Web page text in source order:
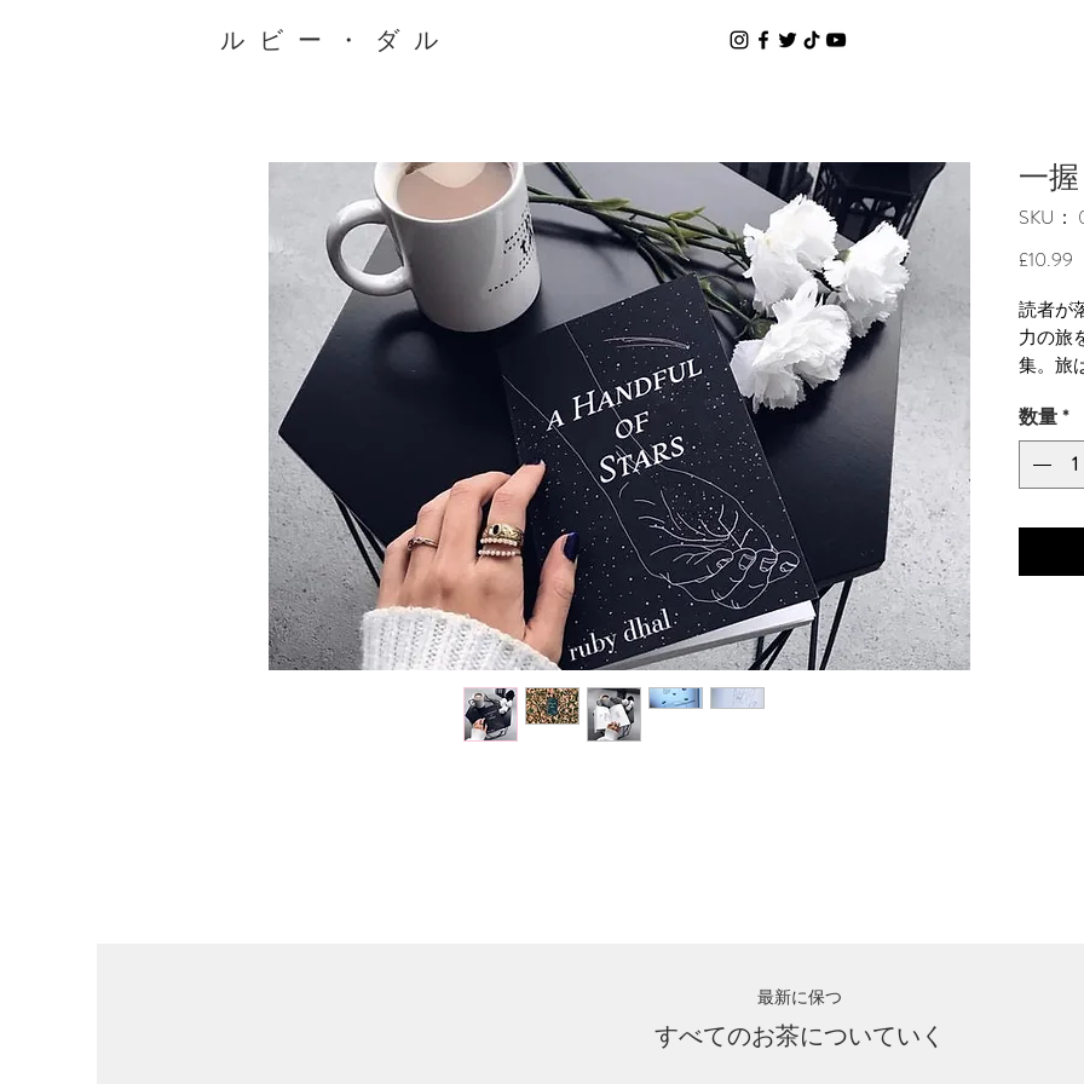
ルビー・ダル
一
SKU：
£10.99
読者が
力の旅
集。旅
付属し
重要な
れま
数量*
最新に保つ
すべてのお茶についていく